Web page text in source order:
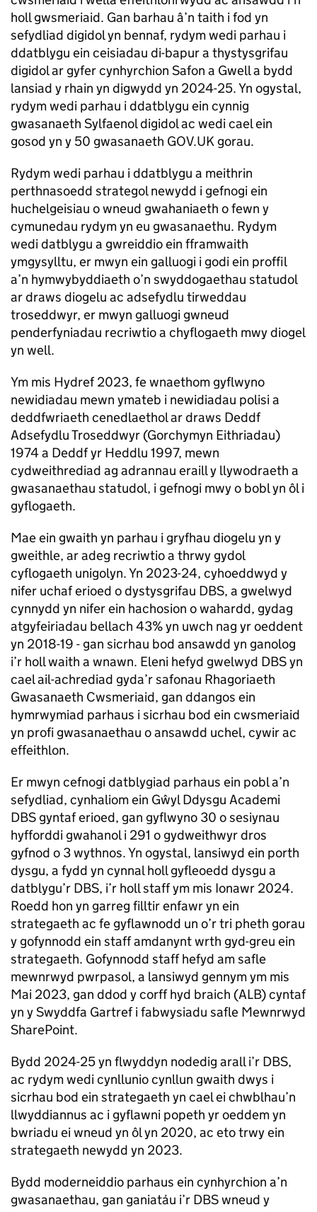
holl gwsmeriaid. Gan barhau â’n taith i fod yn
sefydliad digidol yn bennaf, rydym wedi parhau i
ddatblygu ein ceisiadau di-bapur a thystysgrifau
digidol ar gyfer cynhyrchion Safon a Gwell a bydd
lansiad y rhain yn digwydd yn 2024-25. Yn ogystal,
rydym wedi parhau i ddatblygu ein cynnig
gwasanaeth Sylfaenol digidol ac wedi cael ein
gosod yn y 50 gwasanaeth GOV.UK gorau.
Rydym wedi parhau i ddatblygu a meithrin
perthnasoedd strategol newydd i gefnogi ein
huchelgeisiau o wneud gwahaniaeth o fewn y
cymunedau rydym yn eu gwasanaethu. Rydym
wedi datblygu a gwreiddio ein fframwaith
ymgysylltu, er mwyn ein galluogi i godi ein proffil
a’n hymwybyddiaeth o’n swyddogaethau statudol
ar draws diogelu ac adsefydlu tirweddau
troseddwyr, er mwyn galluogi gwneud
penderfyniadau recriwtio a chyflogaeth mwy diogel
yn well.
Ym mis Hydref 2023, fe wnaethom gyflwyno
newidiadau mewn ymateb i newidiadau polisi a
deddfwriaeth cenedlaethol ar draws Deddf
Adsefydlu Troseddwyr (Gorchymyn Eithriadau)
1974 a Deddf yr Heddlu 1997, mewn
cydweithrediad ag adrannau eraill y llywodraeth a
gwasanaethau statudol, i gefnogi mwy o bobl yn ôl i
gyflogaeth.
Mae ein gwaith yn parhau i gryfhau diogelu yn y
gweithle, ar adeg recriwtio a thrwy gydol
cyflogaeth unigolyn. Yn 2023-24, cyhoeddwyd y
nifer uchaf erioed o dystysgrifau DBS, a gwelwyd
cynnydd yn nifer ein hachosion o wahardd, gydag
atgyfeiriadau bellach 43% yn uwch nag yr oeddent
yn 2018-19 - gan sicrhau bod ansawdd yn ganolog
i’r holl waith a wnawn. Eleni hefyd gwelwyd DBS yn
cael ail-achrediad gyda’r safonau Rhagoriaeth
Gwasanaeth Cwsmeriaid, gan ddangos ein
hymrwymiad parhaus i sicrhau bod ein cwsmeriaid
yn profi gwasanaethau o ansawdd uchel, cywir ac
effeithlon.
Er mwyn cefnogi datblygiad parhaus ein pobl a’n
sefydliad, cynhaliom ein Gŵyl Ddysgu Academi
DBS gyntaf erioed, gan gyflwyno 30 o sesiynau
hyfforddi gwahanol i 291 o gydweithwyr dros
gyfnod o 3 wythnos. Yn ogystal, lansiwyd ein porth
dysgu, a fydd yn cynnal holl gyfleoedd dysgu a
datblygu’r DBS, i’r holl staff ym mis Ionawr 2024.
Roedd hon yn garreg filltir enfawr yn ein
strategaeth ac fe gyflawnodd un o’r tri pheth gorau
y gofynnodd ein staff amdanynt wrth gyd-greu ein
strategaeth. Gofynnodd staff hefyd am safle
mewnrwyd pwrpasol, a lansiwyd gennym ym mis
Mai 2023, gan ddod y corff hyd braich (ALB) cyntaf
yn y Swyddfa Gartref i fabwysiadu safle Mewnrwyd
SharePoint.
Bydd 2024-25 yn flwyddyn nodedig arall i’r DBS,
ac rydym wedi cynllunio cynllun gwaith dwys i
sicrhau bod ein strategaeth yn cael ei chwblhau’n
llwyddiannus ac i gyflawni popeth yr oeddem yn
bwriadu ei wneud yn ôl yn 2020, ac eto trwy ein
strategaeth newydd yn 2023.
Bydd moderneiddio parhaus ein cynhyrchion a’n
gwasanaethau, gan ganiatáu i’r DBS wneud y